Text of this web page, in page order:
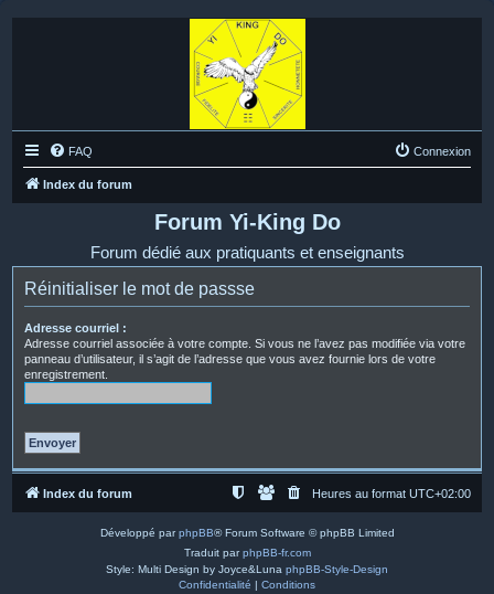
FAQ Connexion
Index du forum
Forum Yi-King Do
Forum dédié aux pratiquants et enseignants
Réinitialiser le mot de passse
Adresse courriel :
Adresse courriel associée à votre compte. Si vous ne l’avez pas modifiée via votre
panneau d’utilisateur, il s’agit de l’adresse que vous avez fournie lors de votre
enregistrement.
Index du forum Heures au format UTC+02:00
Développé parphpBB® Forum Software © phpBB Limited
Traduit parphpBB-fr.com
Style: Multi Design by Joyce&Luna phpBB-Style-Design
Confidentialité | Conditions